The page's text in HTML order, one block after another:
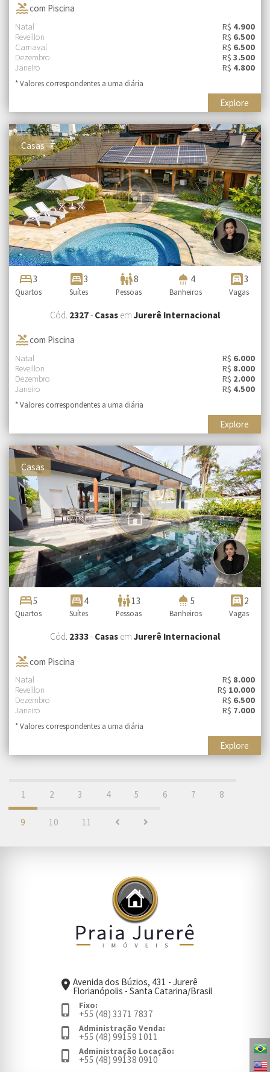
poolcom Piscina
Natal R$ 4.900
Reveillon
R$ 6.500
Carnaval
R$ 6.500
Dezembro
R$ 3.500
Janeiro
R$ 4.800
* Valores correspondentes a uma diária
Explore
Casas
bed3
Quartos
bedroom_parent 3
Suítes
family_restroom8
Pessoas
shower 4
Banheiros
garage 3
Vagas
Cód. 2327- Casas em Jurerê Internacional
poolcom Piscina
Natal R$ 6.000
Reveillon
R$ 8.000
Dezembro
R$ 2.000
Janeiro
R$ 4.500
* Valores correspondentes a uma diária
Explore
Casas
bed5
Quartos
bedroom_parent 4
Suítes
family_restroom13
Pessoas
shower 5
Banheiros
garage 2
Vagas
Cód. 2333- Casas em Jurerê Internacional
poolcom Piscina
Natal R$ 8.000
Reveillon
R$ 10.000
Dezembro
R$ 6.500
Janeiro
R$ 7.000
* Valores correspondentes a uma diária
Explore
1 2 3 4 5 6 7 8
9 10 11
place Avenida dos Búzios, 431 - Jurerê
Florianópolis - Santa Catarina/Brasil
phone_iphone Fixo:
+55 (48) 3371 7837
phone_iphone Administração Venda:
+55 (48) 99159 1011
phone_iphone Administração Locação:
+55 (48) 99138 0910